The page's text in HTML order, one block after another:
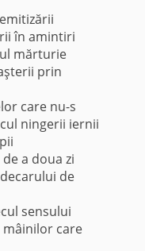
în amintiri
mărturie
prin
care nu-s
ningerii iernii
a doua zi
de
sensului
mâinilor care